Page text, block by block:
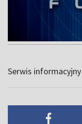
Serwis informacyjny